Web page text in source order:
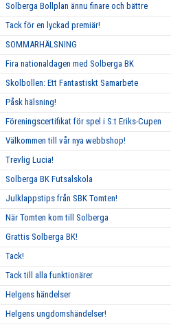
Solberga Bollplan ännu finare och bättre
Tack för en lyckad premiär!
SOMMARHÄLSNING
Fira nationaldagen med Solberga BK
Skolbollen: Ett Fantastiskt Samarbete
Påsk hälsning!
Föreningscertifikat för spel i S:t Eriks-Cupen
Välkommen till vår nya webbshop!
Trevlig Lucia!
Solberga BK Futsalskola
Julklappstips från SBK Tomten!
När Tomten kom till Solberga
Grattis Solberga BK!
Tack!
Tack till alla funktionärer
Helgens händelser
Helgens ungdomshändelser!